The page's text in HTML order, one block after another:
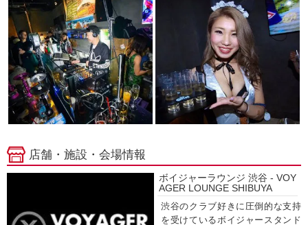
店舗・施設・会場情報
ボイジャーラウンジ 渋谷 - VOY
AGER LOUNGE SHIBUYA
渋谷のクラブ好きに圧倒的な支持
を受けているボイジャースタンド